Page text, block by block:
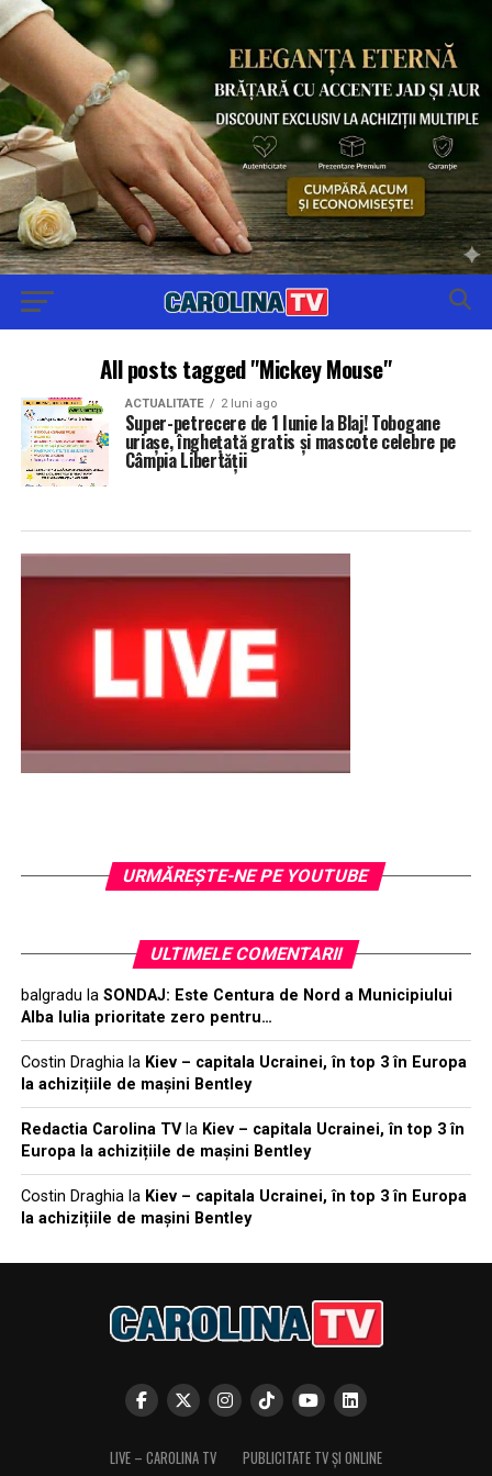
All posts tagged "Mickey Mouse"
ACTUALITATE 2 luni ago
Super-petrecere de 1 Iunie la Blaj! Tobogane
uriașe, înghețată gratis și mascote celebre pe
Câmpia Libertății
URMĂREŞTE-NE PE YOUTUBE
ULTIMELE COMENTARII
balgradu la SONDAJ: Este Centura de Nord a Municipiului
Alba Iulia prioritate zero pentru…
Costin Draghiala Kiev – capitala Ucrainei, în top 3 în Europa
la achizițiile de mașini Bentley
Redactia Carolina TVla Kiev – capitala Ucrainei, în top 3 în
Europa la achizițiile de mașini Bentley
Costin Draghiala Kiev – capitala Ucrainei, în top 3 în Europa
la achizițiile de mașini Bentley
LIVE – CAROLINA TV
PUBLICITATE TV ȘI ONLINE